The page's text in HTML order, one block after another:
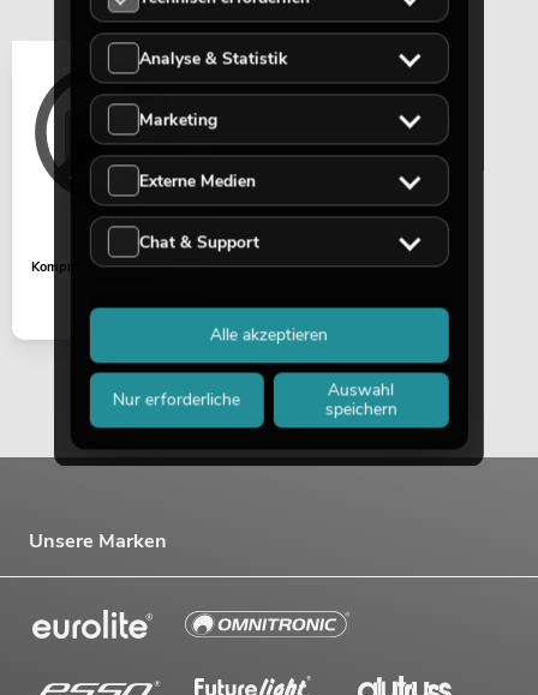
Kompressor HZ-100
Unsere Marken
Analyse & Statistik
Marketing
Externe Medien
Chat & Support
Nur erforderliche
Auswahl
speichern
Alle akzeptieren